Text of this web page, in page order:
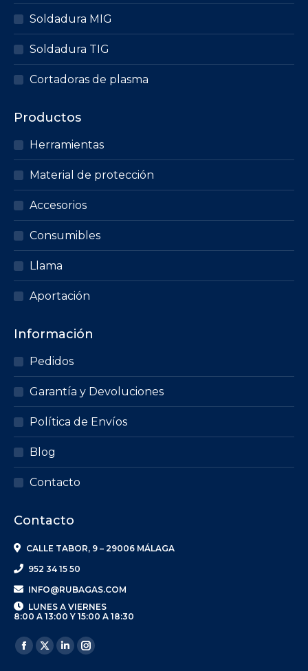
Soldadura MIG
Soldadura TIG
Cortadoras de plasma
Productos
Herramientas
Material de protección
Accesorios
Consumibles
Llama
Aportación
Información
Pedidos
Garantía y Devoluciones
Política de Envíos
Blog
Contacto
Contacto
CALLE TABOR, 9 – 29006 MÁLAGA
952 34 15 50
INFO@RUBAGAS.COM
LUNES A VIERNES
8:00 A 13:00 Y 15:00 A 18:30
Encuéntranos en:
Facebook
X
LinkedinInstagram